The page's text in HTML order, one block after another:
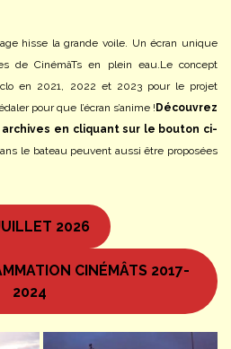
hisse la grande voile. Un écran unique
de CinémâTs en plein eau.Le concept
en 2021, 2022 et 2023 pour le projet
pour que l’écran s’anime ! Découvrez
en cliquant sur le bouton ci-
le bateau peuvent aussi être proposées
2026
CINÉMÂTS 2017-
2024